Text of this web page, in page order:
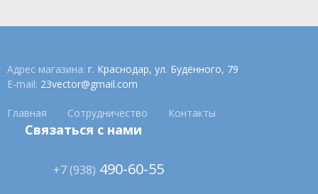
Адрес магазина: г. Краснодар, ул. Будённого, 79
E-mail: 23vector@gmail.com
Главная Сотрудничество Контакты
Связаться с нами
+7 (938) 490-60-55